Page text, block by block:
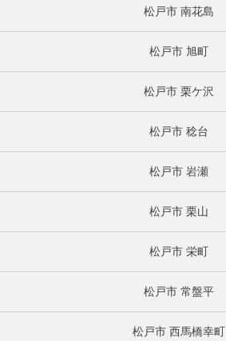
松戸市 南花島
松戸市 旭町
松戸市 栗ケ沢
松戸市 稔台
松戸市 岩瀬
松戸市 栗山
松戸市 栄町
松戸市 常盤平
松戸市 西馬橋幸町